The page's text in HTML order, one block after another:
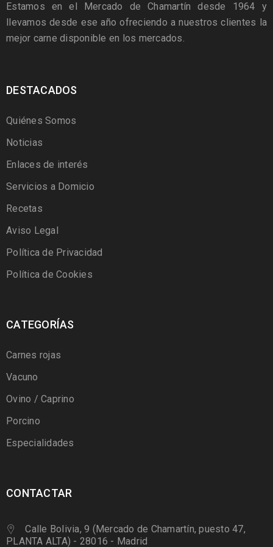
Estamos en el Mercado de Chamartín desde 1964 y
llevamos desde ese año ofreciendo a nuestros clientes la
mejor carne disponible en los mercados.
DESTACADOS
Quiénes Somos
Noticias
Enlaces de interés
Servicios a Domicio
Recetas
Aviso Legal
Política de Privacidad
Política de Cookies
CATEGORÍAS
Carnes rojas
Vacuno
Ovino / Caprino
Porcino
Especialidades
CONTACTAR
Calle Bolivia, 9 (Mercado de Chamartín, puesto 47,
PLANTA ALTA) - 28016 - Madrid